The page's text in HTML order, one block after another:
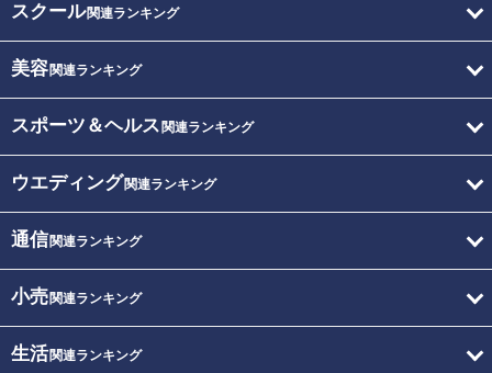
スクール関連ランキング
美容関連ランキング
スポーツ＆ヘルス 関連ランキング
ウエディング関連ランキング
通信関連ランキング
小売関連ランキング
生活関連ランキング